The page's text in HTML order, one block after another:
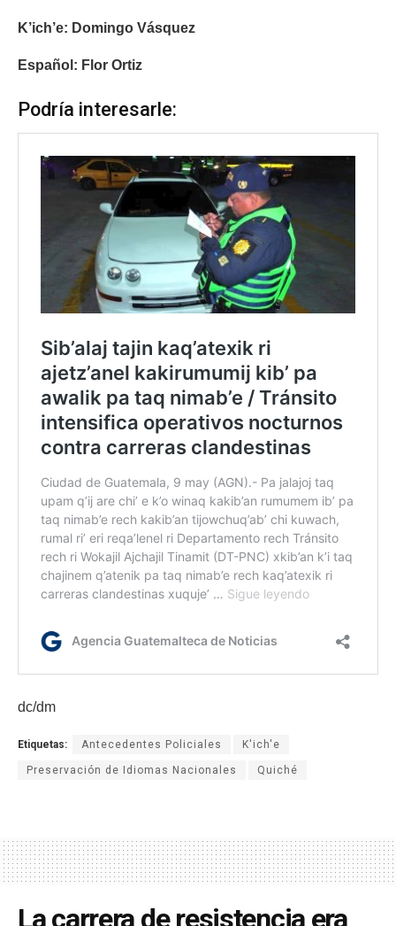
K’ich’e: Domingo Vásquez
Español: Flor Ortiz
Podría interesarle:
dc/dm
Etiquetas: Antecedentes Policiales K'ich'e
Preservación de Idiomas Nacionales Quiché
La carrera de resistencia era